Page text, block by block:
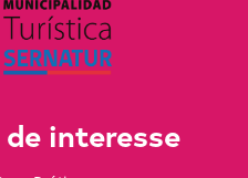
interesse